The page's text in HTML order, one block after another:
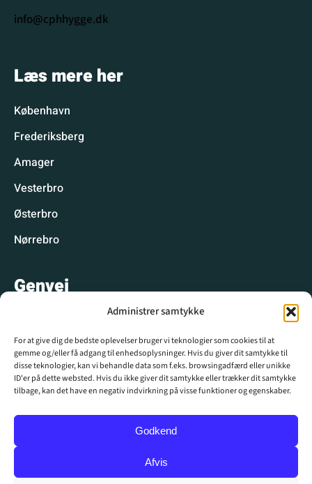
Administrer samtykke
For at give dig de bedste oplevelser bruger vi teknologier som cookies til at
gemme og/eller få adgang til enhedsoplysninger. Hvis du giver dit samtykke til
disse teknologier, kan vi behandle data som f.eks. browsingadfærd eller unikke
ID'er på dette websted. Hvis du ikke giver dit samtykke eller trækker dit samtykke
tilbage, kan det have en negativ indvirkning på visse funktioner og egenskaber.
Godkend
Afvis
info@cphhygge.dk
Læs mere her
København
Frederiksberg
Amager
Vesterbro
Østerbro
Nørrebro
Genvej
Hyggelige spisesteder
Hyggelige aktiviteter
CPH WIKI
Krydsord
Nyhedsbrev
Annoncér hos os
Kontakt